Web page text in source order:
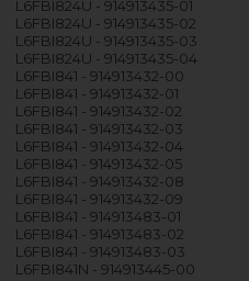
L6FBI824U - 914913435-01
L6FBI824U - 914913435-02
L6FBI824U - 914913435-03
L6FBI824U - 914913435-04
L6FBI841 - 914913432-00
L6FBI841 - 914913432-01
L6FBI841 - 914913432-02
L6FBI841 - 914913432-03
L6FBI841 - 914913432-04
L6FBI841 - 914913432-05
L6FBI841 - 914913432-08
L6FBI841 - 914913432-09
L6FBI841 - 914913483-01
L6FBI841 - 914913483-02
L6FBI841 - 914913483-03
L6FBI841N - 914913445-00